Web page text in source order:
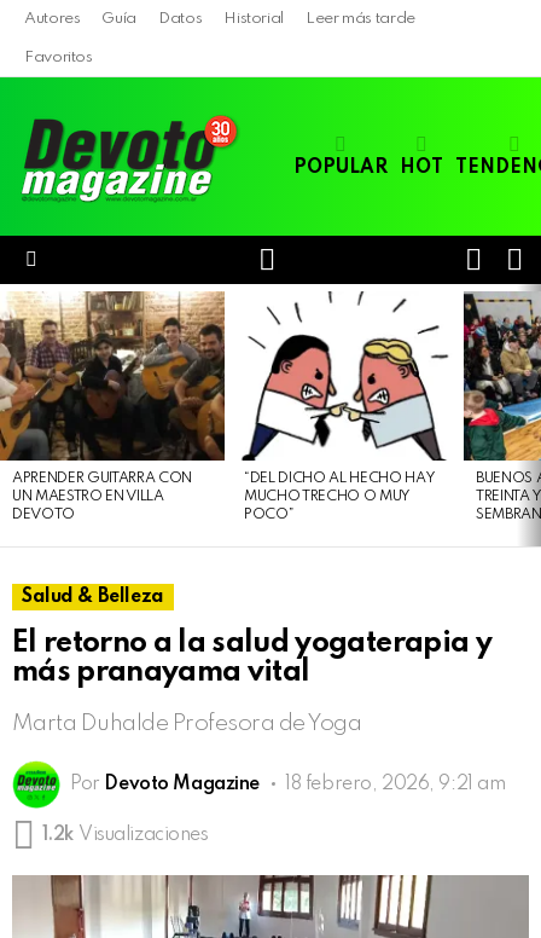
Autores Guía Datos Historial Leer más tarde
Favoritos
POPULAR HOT
SKIN
LATEST
STORIES
APRENDER GUITARRA CON
UN MAESTRO EN VILLA
DEVOTO
“DEL DICHO AL HECHO HAY
MUCHO TRECHO O MUY
POCO”
BUENOS
Salud & Belleza
El retorno a la salud yogaterapia y
más pranayama vital
Marta Duhalde Profesora de Yoga
Por Devoto Magazine 18 febrero, 2026, 9:21 am
1.2k Visualizaciones